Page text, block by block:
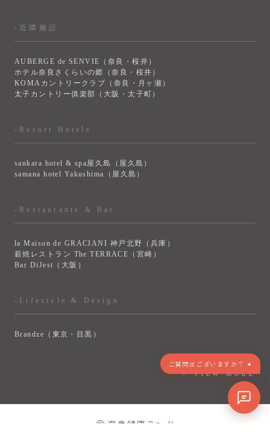
-近隣施設
AUBERGE de SENVIE（奈良・桜井）
ホテル奈良さくらいの郷（奈良・桜井）
KOMAカントリークラブ（奈良・月ヶ瀬）
太子カントリー俱楽部（大阪・太子町）
-Resort Hotels
sankara hotel & spa屋久島（屋久島）
samana hotel Yakushima（屋久島）
-Restaurants & Bar
la Maison de GRACIANI 神戸北野（兵庫）
薪焼レストラン The TERRACE（宮崎）
Bar DiJest（大阪）
-Lifestyle & Design
Brandze（東京・目黒）
> VIEW MORE
© 奈良健康ランド
ご質問はございますか？ ✦